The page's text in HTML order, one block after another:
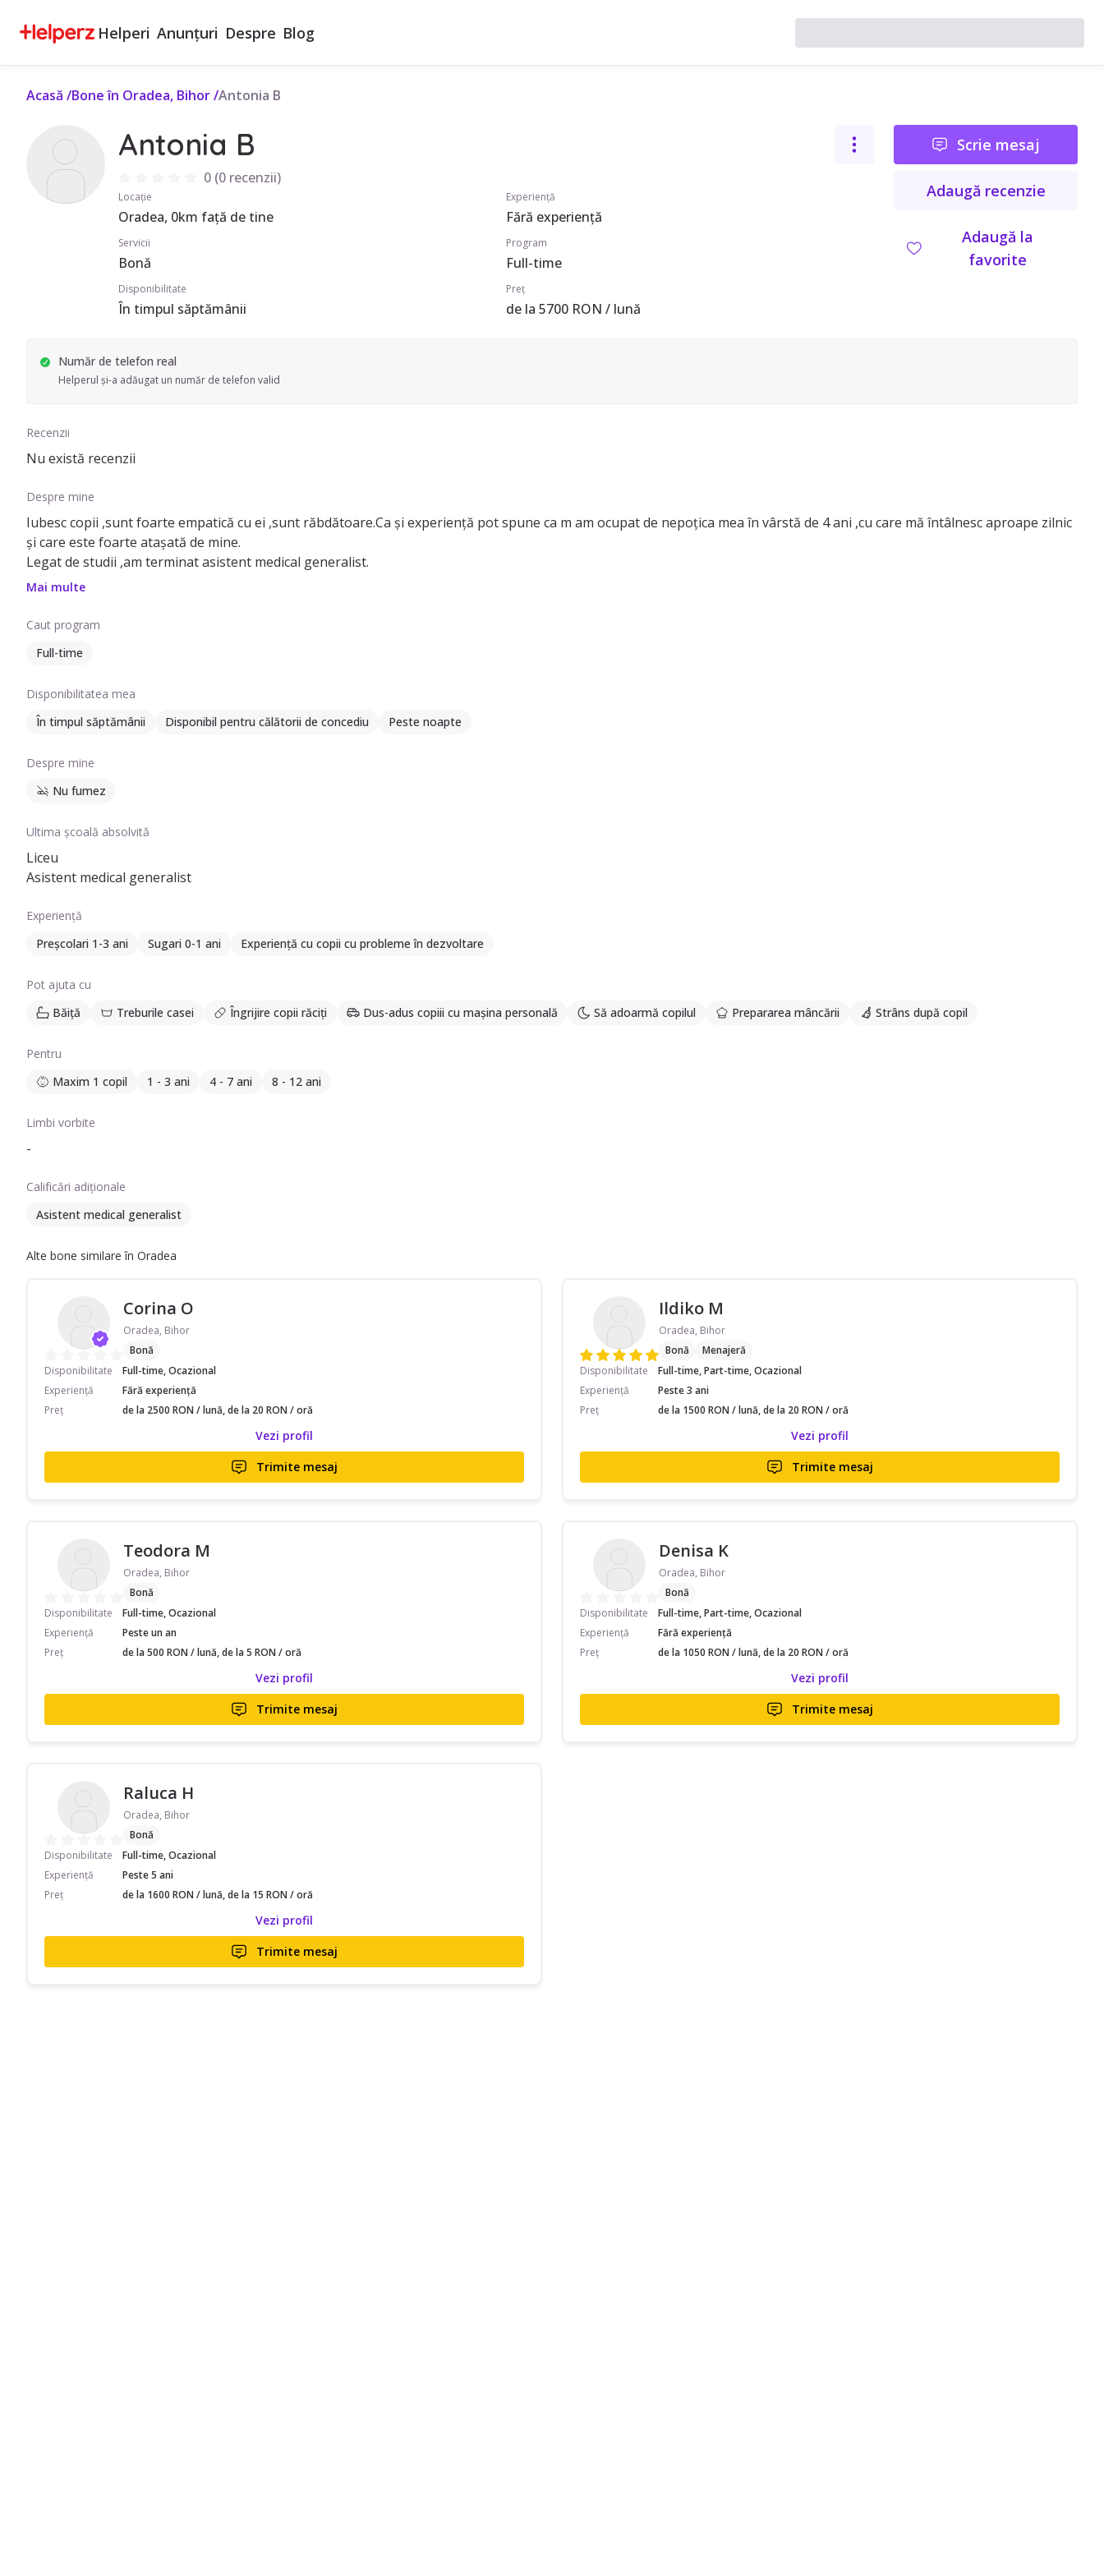
Helperi Anunțuri Despre Blog
Acasă /Bone în Oradea, Bihor/Antonia B
Antonia B
0(0 recenzii)
Locație
Oradea, 0km față de tine
Experiență
Fără experiență
Servicii
Bonă
Program
Full-time
Disponibilitate
În timpul săptămânii
Preț
de la 5700 RON / lună
Scrie mesaj
Adaugă recenzie
Adaugă la
favorite
Număr de telefon real
Helperul și-a adăugat un număr de telefon valid
Recenzii
Nu există recenzii
Despre mine
Iubesc copii ,sunt foarte empatică cu ei ,sunt răbdătoare.Ca și experiență pot spune ca m am ocupat de nepoțica mea în vârstă de 4 ani ,cu care mă întâlnesc aproape zilnic
și care este foarte atașată de mine.
Legat de studii ,am terminat asistent medical generalist.
Mai multe
Caut program
Full-time
Disponibilitatea mea
În timpul săptămânii
Disponibil pentru călătorii de concediu Peste noapte
Despre mine
Nu fumez
Ultima școală absolvită
Liceu
Asistent medical generalist
Experiență
Preșcolari 1-3 ani
Sugari 0-1 ani Experiență cu copii cu probleme în dezvoltare
Pot ajuta cu
Băiță
Treburile casei Îngrijire copii răciți Dus-adus copiii cu mașina personală Să adoarmă copilul Prepararea mâncării Strâns după copil
Pentru
Maxim 1 copil
1 - 3 ani 4 - 7 ani 8 - 12 ani
Limbi vorbite
-
Calificări adiționale
Asistent medical generalist
Alte bone similare în Oradea
Corina O
Oradea, Bihor
Bonă
Disponibilitate
Full-time, Ocazional
Experiență
Fără experiență
Preț
de la 2500 RON / lună, de la 20 RON / oră
Vezi profil
Trimite mesaj
Ildiko M
Oradea, Bihor
Bonă
Menajeră
Disponibilitate
Full-time, Part-time, Ocazional
Experiență
Peste 3 ani
Preț
de la 1500 RON / lună, de la 20 RON / oră
Vezi profil
Trimite mesaj
Teodora M
Oradea, Bihor
Bonă
Disponibilitate
Full-time, Ocazional
Experiență
Peste un an
Preț
de la 500 RON / lună, de la 5 RON / oră
Vezi profil
Trimite mesaj
Denisa K
Oradea, Bihor
Bonă
Disponibilitate
Full-time, Part-time, Ocazional
Experiență
Fără experiență
Preț
de la 1050 RON / lună, de la 20 RON / oră
Vezi profil
Trimite mesaj
Raluca H
Oradea, Bihor
Bonă
Disponibilitate
Full-time, Ocazional
Experiență
Peste 5 ani
Preț
de la 1600 RON / lună, de la 15 RON / oră
Vezi profil
Trimite mesaj